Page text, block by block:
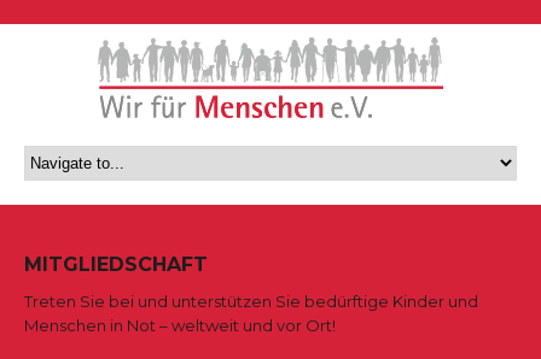
MITGLIEDSCHAFT
Treten Sie bei und unterstützen Sie bedürftige Kinder und
Menschen in Not – weltweit und vor Ort!